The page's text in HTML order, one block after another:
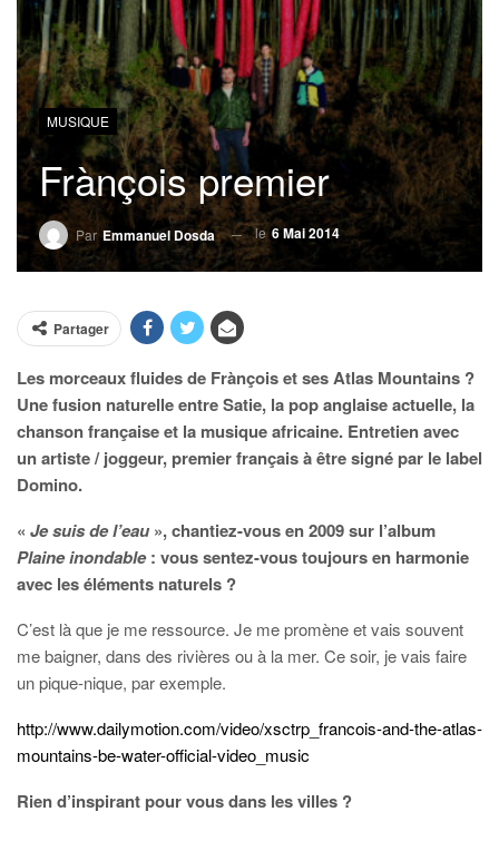
MUSIQUE
Frànçois premier
Par Emmanuel Dosda le 6 Mai 2014
Partager
Les morceaux fluides de Frànçois et ses Atlas Mountains ?
Une fusion naturelle entre Satie, la pop anglaise actuelle, la
chanson française et la musique africaine. Entretien avec
un artiste / joggeur, premier français à être signé par le label
Domino.
« Je suis de l’eau »,chantiez-vous en 2009 sur l’album
Plaine inondable: vous sentez-vous toujours en harmonie
avec les éléments naturels ?
C’est là que je me ressource. Je me promène et vais souvent
me baigner, dans des rivières ou à la mer. Ce soir, je vais faire
un pique-nique, par exemple.
http://www.dailymotion.com/video/xsctrp_francois-and-the-atlas-
mountains-be-water-official-video_music
Rien d’inspirant pour vous dans les villes ?